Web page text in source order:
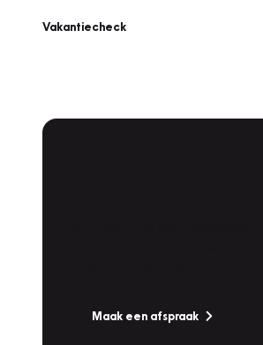
Vakantiecheck
Maak een afspraak